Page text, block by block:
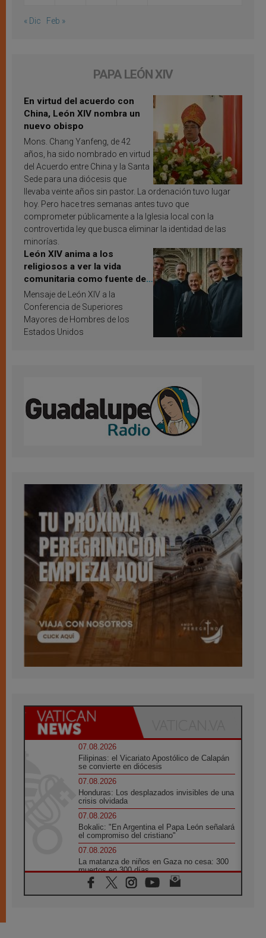
« Dic Feb »
PAPA LEÓN XIV
En virtud del acuerdo con
China, León XIV nombra un
nuevo obispo
Mons. Chang Yanfeng, de 42
años, ha sido nombrado en virtud
del Acuerdo entre China y la Santa
Sede para una diócesis que
llevaba veinte años sin pastor. La ordenación tuvo lugar
hoy. Pero hace tres semanas antes tuvo que
comprometer públicamente a la Iglesia local con la
controvertida ley que busca eliminar la identidad de las
minorías.
León XIV anima a los
religiosos a ver la vida
comunitaria como fuente de
inspiración y santificación
Mensaje de León XIV a la
Conferencia de Superiores
Mayores de Hombres de los
Estados Unidos
07.08.2026
Filipinas: el Vicariato Apostólico de Calapán
se convierte en diócesis
07.08.2026
Honduras: Los desplazados invisibles de una
crisis olvidada
07.08.2026
Bokalic: "En Argentina el Papa León señalará
el compromiso del cristiano"
07.08.2026
La matanza de niños en Gaza no cesa: 300
muertos en 300 días
07.08.2026
Tagle: La guerra desfigura el mundo, solo la